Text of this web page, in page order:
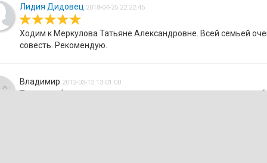
Лидия Дидовец 2018-04-25 22:22:45
Ходим к Меркулова Татьяне Александровне. Всей семьей
совесть. Рекомендую.
Владимир 2012-03-12 13:01:00
Поставил брекеты остался очень доволен цены такие же на